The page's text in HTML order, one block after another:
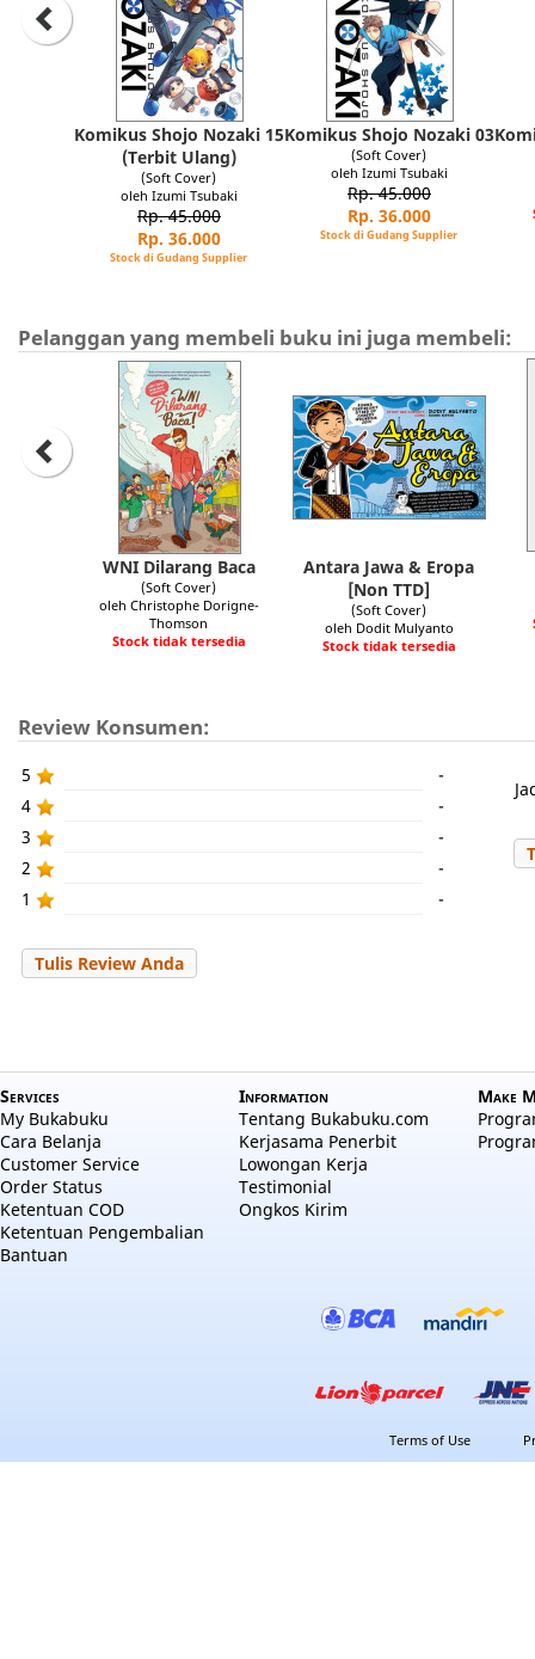
Komikus Shojo Nozaki 15
(Terbit Ulang)
(Soft Cover)
oleh Izumi Tsubaki
Rp. 45.000
Rp. 36.000
Stock di Gudang Supplier
Komikus Shojo Nozaki 03
(Soft Cover)
oleh Izumi Tsubaki
Rp. 45.000
Rp. 36.000
Stock di Gudang Supplier
Pelanggan yang membeli buku ini juga membeli:
WNI Dilarang Baca
(Soft Cover)
oleh Christophe Dorigne-
Thomson
Stock tidak tersedia
Antara Jawa & Eropa
[Non TTD]
(Soft Cover)
oleh Dodit Mulyanto
Stock tidak tersedia
Review Konsumen:
5
-
4
-
3
-
2
-
1
-
Tulis Review Anda
Services
My Bukabuku
Cara Belanja
Customer Service
Order Status
Ketentuan COD
Ketentuan Pengembalian
Bantuan
Information
Tentang Bukabuku.com
Kerjasama Penerbit
Lowongan Kerja
Testimonial
Ongkos Kirim
Make
Terms of Use